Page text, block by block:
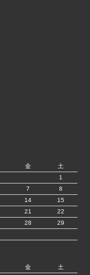
金
土
1
7
8
14
15
21
22
28
29
金 土